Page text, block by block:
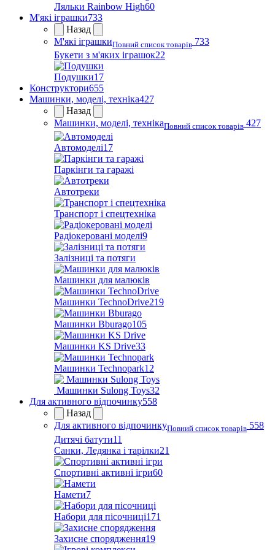
Ляльки Rainbow High60
М'які іграшки733
Назад
М'які іграшкиПовний список товарів 733
Букети з м'яких іграшок22
Подушки17
Конструктори655
Машинки, моделі, техніка427
Назад
Машинки, моделі, технікаПовний список товарів 427
Автомоделі17
Паркінги та гаражі
Автотреки
Транспорт і спецтехніка
Радіокеровані моделі9
Залізниці та потяги
Машинки для малюків
Машинки TechnoDrive219
Машинки Bburago105
Машинки KS Drive33
Машинки Technopark12
Машинки Sulong Toys32
Для активного відпочинку558
Назад
Для активного відпочинкуПовний список товарів 558
Дитячі батути11
Санки, Ледянка і тарілки21
Спортивні активні ігри60
Намети7
Набори для пісочниці171
Захисне спорядження19